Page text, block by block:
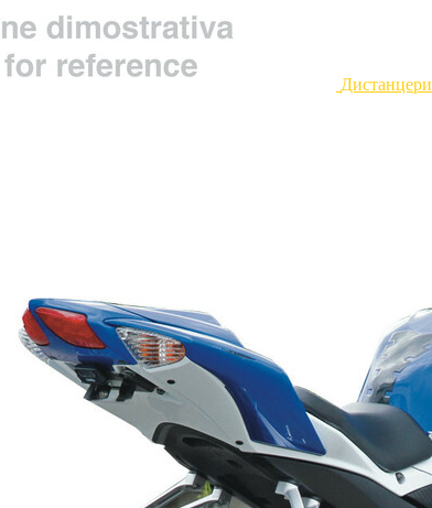
Дистанцери